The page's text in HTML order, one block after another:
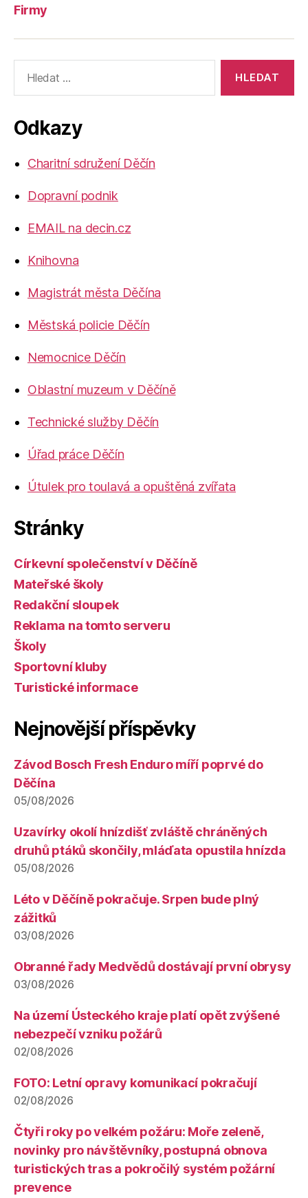
Firmy
vyhledávání:
Odkazy
Charitní sdružení Děčín
Dopravní podnik
EMAIL na decin.cz
Knihovna
Magistrát města Děčína
Městská policie Děčín
Nemocnice Děčín
Oblastní muzeum v Děčíně
Technické služby Děčín
Úřad práce Děčín
Útulek pro toulavá a opuštěná zvířata
Stránky
Církevní společenství v Děčíně
Mateřské školy
Redakční sloupek
Reklama na tomto serveru
Školy
Sportovní kluby
Turistické informace
Nejnovější příspěvky
Závod Bosch Fresh Enduro míří poprvé do
Děčína
05/08/2026
Uzavírky okolí hnízdišť zvláště chráněných
druhů ptáků skončily, mláďata opustila hnízda
05/08/2026
Léto v Děčíně pokračuje. Srpen bude plný
zážitků
03/08/2026
Obranné řady Medvědů dostávají první obrysy
03/08/2026
Na území Ústeckého kraje platí opět zvýšené
nebezpečí vzniku požárů
02/08/2026
FOTO: Letní opravy komunikací pokračují
02/08/2026
Čtyři roky po velkém požáru: Moře zeleně,
novinky pro návštěvníky, postupná obnova
turistických tras a pokročilý systém požární
prevence